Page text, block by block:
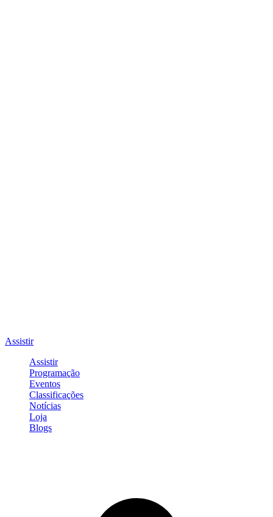
Assistir
Assistir
Programação
Eventos
Classificações
Notícias
Loja
Blogs